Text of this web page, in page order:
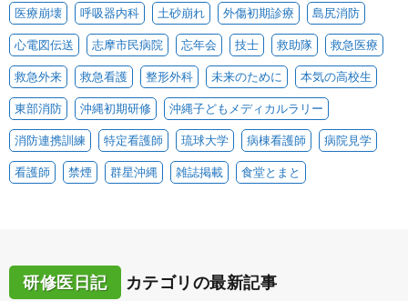
医療崩壊 呼吸器内科 土砂崩れ 外傷初期診療 島尻消防
心電図伝送 志摩市民病院 忘年会 技士 救助隊 救急医療
救急外来 救急看護 整形外科 未来のために 本気の高校生
東部消防 沖縄初期研修 沖縄子どもメディカルラリー
消防連携訓練 特定看護師 琉球大学 病棟看護師 病院見学
看護師 禁煙 群星沖縄 雑誌掲載 食堂とまと
研修医日記 カテゴリの最新記事